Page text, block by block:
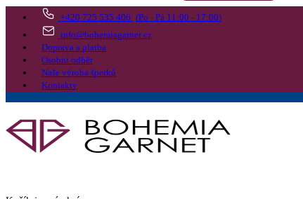
+420 725 535 406 (Po - Pá 11:00 - 17:00)
info@bohemiagarnet.cz
Doprava a platba
Osobní odběr
Naše výroba šperků
Kontakty